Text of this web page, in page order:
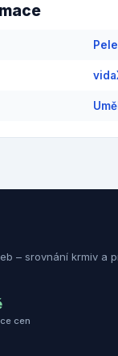
– srovnání krmiv a
cen